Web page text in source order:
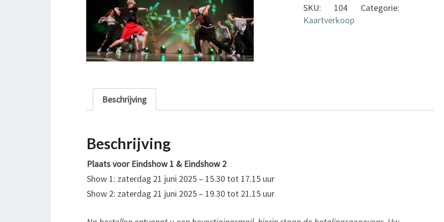
en
2
SKU: 104
Categorie:
Kaartverkoop
Beschrijving
Beschrijving
Plaats voor Eindshow 1 & Eindshow 2
Show 1: zaterdag 21 juni 2025 – 15.30 tot 17.15 uur
Show 2: zaterdag 21 juni 2025 – 19.30 tot 21.15 uur